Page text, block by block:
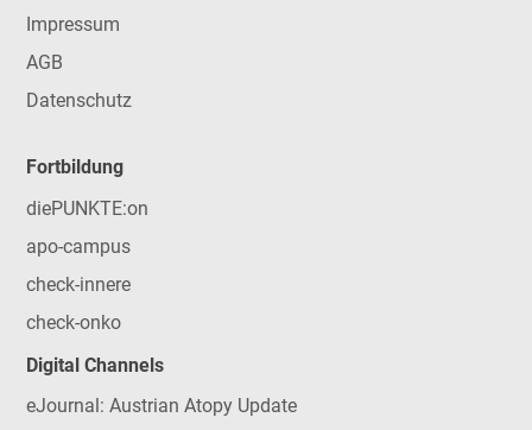
Impressum
AGB
Datenschutz
Fortbildung
diePUNKTE:on
apo-campus
check-innere
check-onko
Digital Channels
eJournal: Austrian Atopy Update